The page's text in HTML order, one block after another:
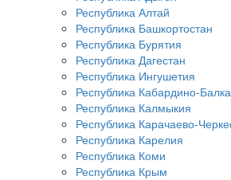
Республика Алтай
Республика Башкортостан
Республика Бурятия
Республика Дагестан
Республика Ингушетия
Республика Кабардино-
Республика Калмыкия
Республика Карачаево-
Республика Карелия
Республика Коми
Республика Крым